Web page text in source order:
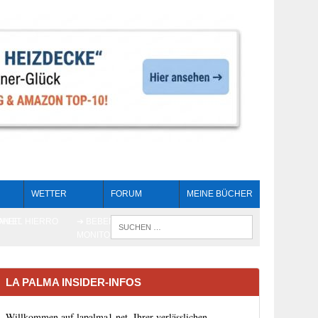
WETTER FORUM MEINE BÜCHER
LA PALMA INSIDER-INFOS